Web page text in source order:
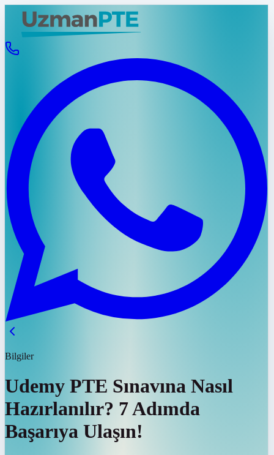
Bilgiler
Udemy PTE Sınavına Nasıl
Hazırlanılır? 7 Adımda
Başarıya Ulaşın!